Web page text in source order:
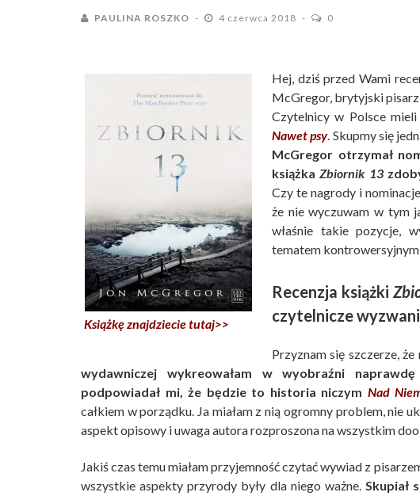
PAULINA ROSZKO 4 czerwca 2018 0
Książkę znajdziecie tutaj>>
Hej, dziś przed Wami
McGregor, brytyjski
Czytelnicy w Polsce
Nawet psy. Skupmy się
McGregor otrzymał
książkaZbiornik 13
Czy te nagrody i
że nie wyczuwam w tym
właśnie takie pozycje,
tematem kontrowersyjnym
Recenzja książki
czytelnicze
Przyznam się szczerze,
wydawniczej wykreowałam w wyobraźni
podpowiadał mi, że będzie to historia niczym Nad
całkiem w porządku. Ja miałam z nią ogromny problem, nie
aspekt opisowy i uwaga autora rozproszona na wszystkim
Jakiś czas temu miałam przyjemność czytać wywiad z
wszystkie aspekty przyrody były dla niego ważne. Skupiał